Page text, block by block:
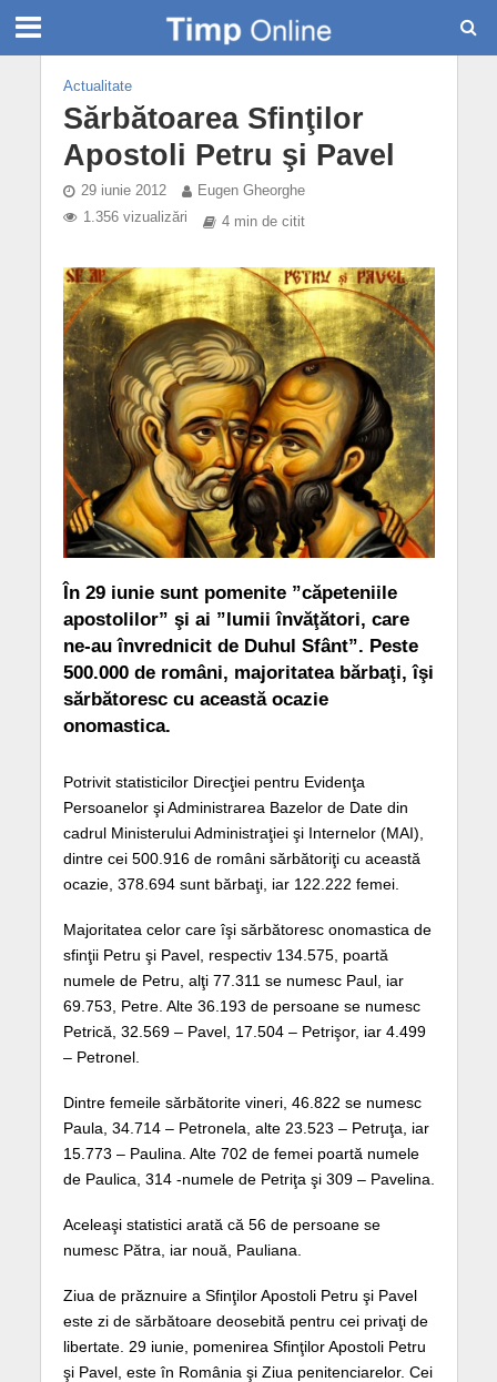
Actualitate
Sărbătoarea Sfinţilor
Apostoli Petru şi Pavel
29 iunie 2012
Eugen Gheorghe
1.356 vizualizări
4 min de citit
În 29 iunie sunt pomenite ”căpeteniile
apostolilor” şi ai ”lumii învăţători, care
ne-au învrednicit de Duhul Sfânt”. Peste
500.000 de români, majoritatea bărbaţi, îşi
sărbătoresc cu această ocazie
onomastica.
Potrivit statisticilor Direcţiei pentru Evidenţa
Persoanelor şi Administrarea Bazelor de Date din
cadrul Ministerului Administraţiei şi Internelor (MAI),
dintre cei 500.916 de români sărbătoriţi cu această
ocazie, 378.694 sunt bărbaţi, iar 122.222 femei.
Majoritatea celor care îşi sărbătoresc onomastica de
sfinţii Petru şi Pavel, respectiv 134.575, poartă
numele de Petru, alţi 77.311 se numesc Paul, iar
69.753, Petre. Alte 36.193 de persoane se numesc
Petrică, 32.569 – Pavel, 17.504 – Petrişor, iar 4.499
– Petronel.
Dintre femeile sărbătorite vineri, 46.822 se numesc
Paula, 34.714 – Petronela, alte 23.523 – Petruţa, iar
15.773 – Paulina. Alte 702 de femei poartă numele
de Paulica, 314 -numele de Petriţa şi 309 – Pavelina.
Aceleaşi statistici arată că 56 de persoane se
numesc Pătra, iar nouă, Pauliana.
Ziua de prăznuire a Sfinţilor Apostoli Petru şi Pavel
este zi de sărbătoare deosebită pentru cei privaţi de
libertate. 29 iunie, pomenirea Sfinţilor Apostoli Petru
şi Pavel, este în România şi Ziua penitenciarelor. Cei